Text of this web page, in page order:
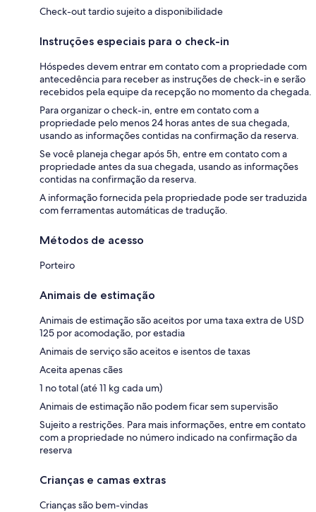
Check-out tardio sujeito a disponibilidade
Instruções especiais para o check-in
Hóspedes devem entrar em contato com a propriedade com
antecedência para receber as instruções de check-in e serão
recebidos pela equipe da recepção no momento da chegada.
Para organizar o check-in, entre em contato com a
propriedade pelo menos 24 horas antes de sua chegada,
usando as informações contidas na confirmação da reserva.
Se você planeja chegar após 5h, entre em contato com a
propriedade antes da sua chegada, usando as informações
contidas na confirmação da reserva.
A informação fornecida pela propriedade pode ser traduzida
com ferramentas automáticas de tradução.
Métodos de acesso
Porteiro
Animais de estimação
Animais de estimação são aceitos por uma taxa extra de USD
125 por acomodação, por estadia
Animais de serviço são aceitos e isentos de taxas
Aceita apenas cães
1 no total (até 11 kg cada um)
Animais de estimação não podem ficar sem supervisão
Sujeito a restrições. Para mais informações, entre em contato
com a propriedade no número indicado na confirmação da
reserva
Crianças e camas extras
Crianças são bem-vindas